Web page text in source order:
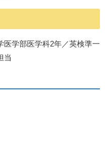
医学部医学科2年／英検準一
当